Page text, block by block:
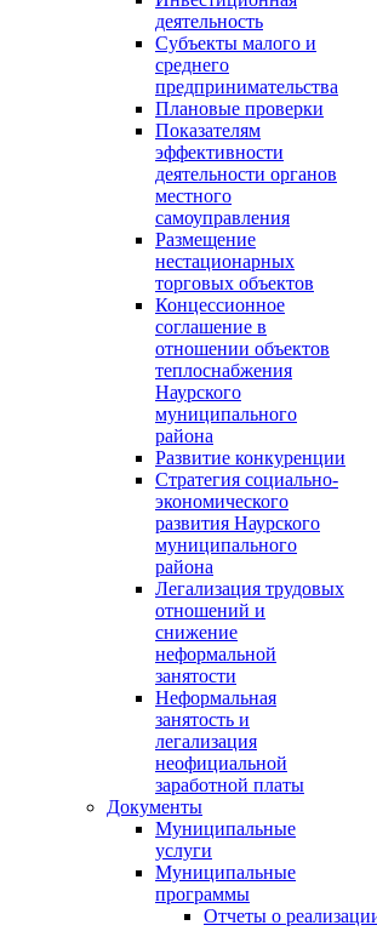
деятельность
Субъекты малого и
среднего
предпринимательства
Плановые проверки
Показателям
эффективности
деятельности органов
местного
самоуправления
Размещение
нестационарных
торговых объектов
Концессионное
соглашение в
отношении объектов
теплоснабжения
Наурского
муниципального
района
Развитие конкуренции
Стратегия социально-
экономического
развития Наурского
муниципального
района
Легализация трудовых
отношений и
снижение
неформальной
занятости
Неформальная
занятость и
легализация
неофициальной
заработной платы
Документы
Муниципальные
услуги
Муниципальные
программы
Отчеты о